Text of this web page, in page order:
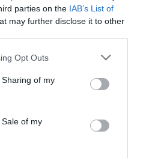
parties on the IAB’s List of
may further disclose it to other
Opt Outs
of my
of my
SOUTENIR